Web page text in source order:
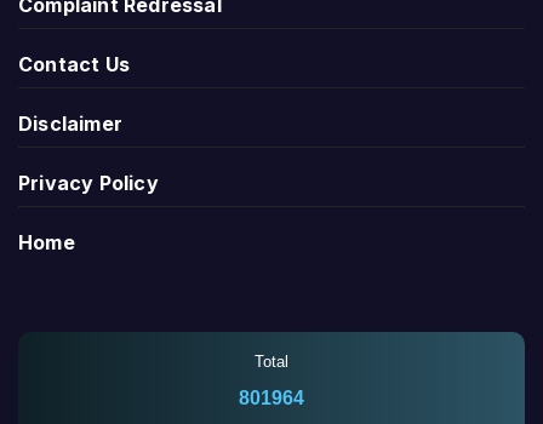
Complaint Redressal
Contact Us
Disclaimer
Privacy Policy
Home
Total
801964